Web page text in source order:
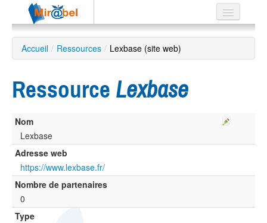
Le réseau
Soutien
Recherche
avancée
EN
ES
?
Accueil / Ressources / Lexbase (site web)
Ressource Lexbase
Nom
Lexbase
Adresse web
https://www.lexbase.fr/
Nombre de partenaires
0
Type